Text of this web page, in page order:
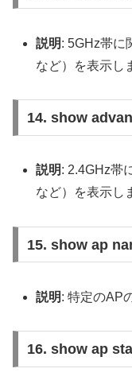
説明: 5GHz帯に
など）を表示し
14. show
説明: 2.4GHz帯
など）を表示し
15. show ap
説明: 特定のAP
16. show ap